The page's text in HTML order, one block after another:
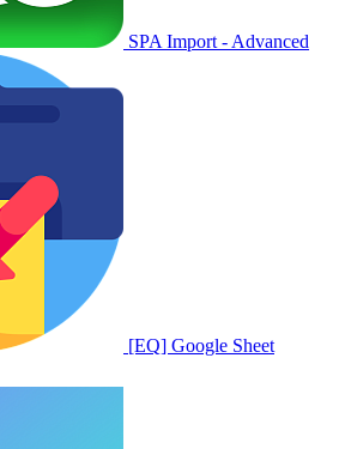
SPA Import - Advanced
[EQ] Google Sheet